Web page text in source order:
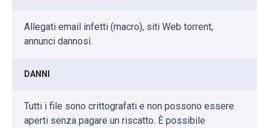
Allegati email infetti (macro), siti Web torrent,
annunci dannosi.
DANNI
Tutti i file sono crittografati e non possono essere
aperti senza pagare un riscatto. È possibile